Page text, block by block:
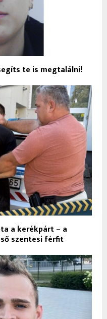
te is megtalálni!
a kerékpárt – a
szentesi férfit